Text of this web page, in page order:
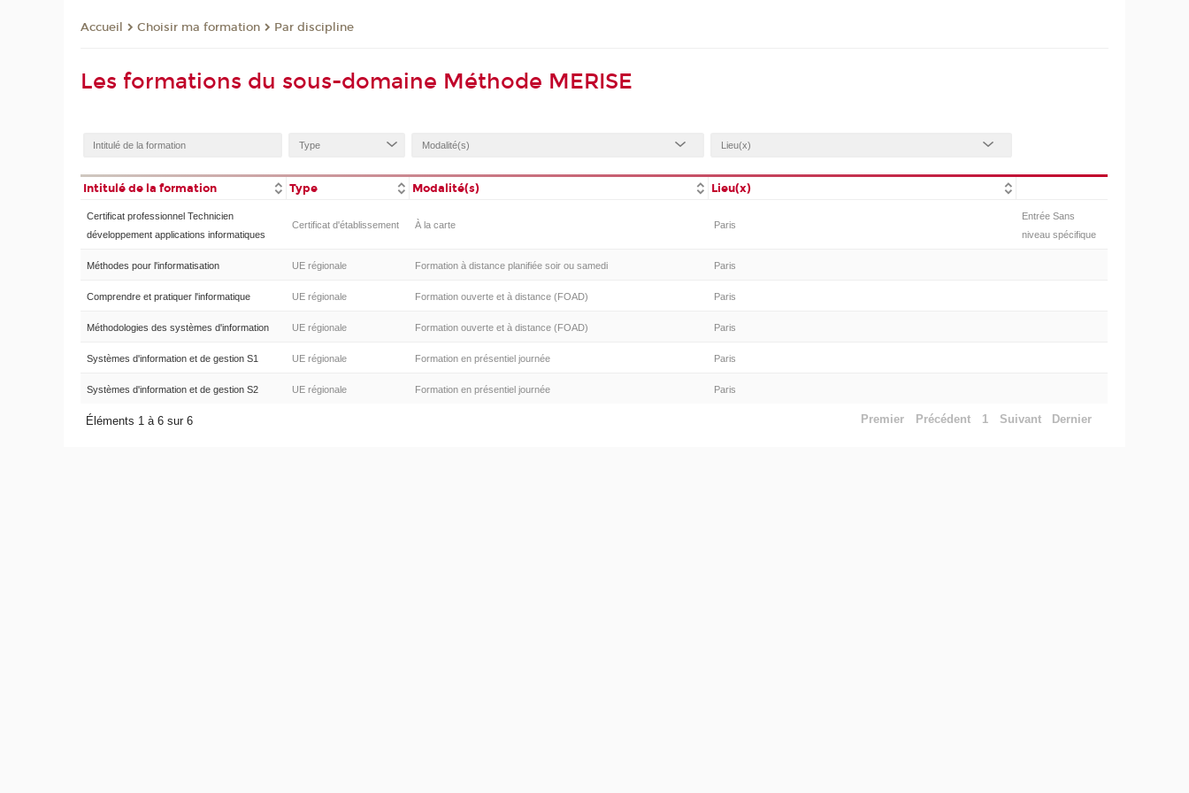
Accueil Choisir ma formation Par discipline
Les formations du sous-domaine Méthode MERISE
Intitulé de la formation Type Modalité(s) Lieu(x)
Certificat professionnel Technicien
développement applications informatiques
Certificat d'établissement À la carte Paris
Entrée Sans
niveau spécifique
Méthodes pour l'informatisation UE régionale Formation à distance planifiée soir ou samedi Paris
Comprendre et pratiquer l'informatique UE régionale Formation ouverte et à distance (FOAD) Paris
Méthodologies des systèmes d'information UE régionale Formation ouverte et à distance (FOAD) Paris
Systèmes d'information et de gestion S1 UE régionale Formation en présentiel journée Paris
Systèmes d'information et de gestion S2 UE régionale Formation en présentiel journée Paris
Éléments 1 à 6 sur 6 Premier Précédent 1 Suivant Dernier